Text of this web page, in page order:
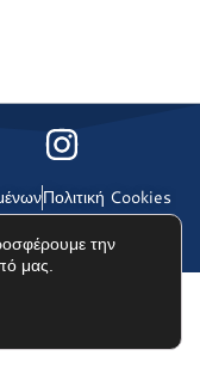
Πολιτική Cookies
την
μας.